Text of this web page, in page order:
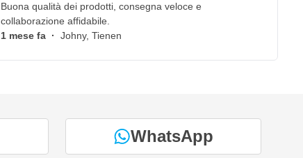
Buona qualità dei prodotti, consegna veloce e
collaborazione affidabile.
1 mese fa · Johny, Tienen
WhatsApp